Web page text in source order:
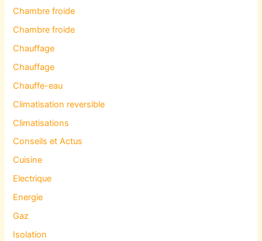
Chambre froide
Chambre froide
Chauffage
Chauffage
Chauffe-eau
Climatisation reversible
Climatisations
Conseils et Actus
Cuisine
Electrique
Energie
Gaz
Isolation